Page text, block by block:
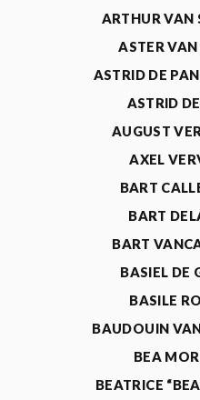
ARTHUR VAN
ASTER VAN
ASTRID DE
ASTRID
AUGUST
AXEL
BART
BART
BART
BASIEL DE
BASILE
BAUDOUIN
BEA
BEATRICE